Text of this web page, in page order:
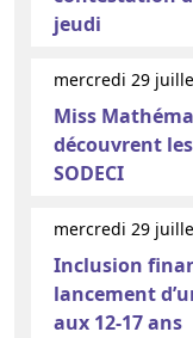
jeudi
mercredi 29
Miss
découvrent
SODECI
mercredi 29
Inclusion
lancement
aux 12-17 ans